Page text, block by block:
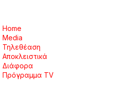
Home
Media
Τηλεθέαση
Αποκλειστικά
Διάφορα
Πρόγραμμα TV